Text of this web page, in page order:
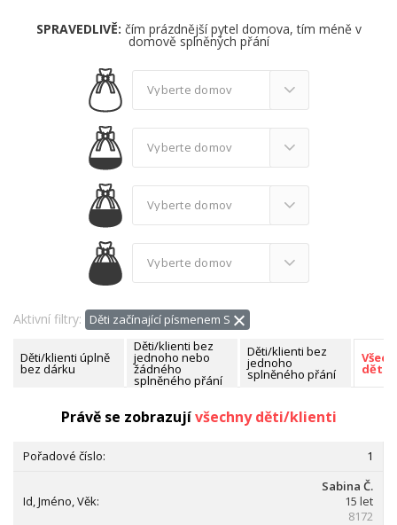
SPRAVEDLIVĚ: čím prázdnější pytel domova, tím méně v
domově splněných přání
Aktivní filtry: Děti začínající písmenem S
Děti/klienti úplně
bez dárku
Děti/klienti bez
jednoho nebo
žádného
splněného přání
Děti/klienti bez
jednoho
splněného přání
děti/
Právě se zobrazujívšechny děti/klienti
1
Sabina Č.
15 let
8172